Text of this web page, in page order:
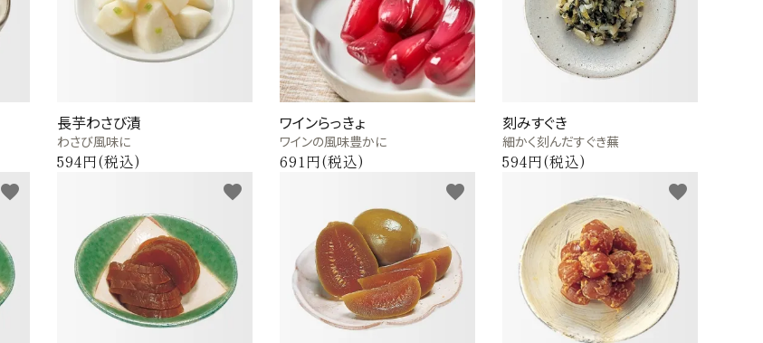
長芋わさび漬
わさび風味に
594円(税込)
ワインらっきょ
ワインの風味豊かに
691円(税込)
刻みすぐき
細かく刻んだすぐき蕪
594円(税込)
favorite favorite favorite favorite